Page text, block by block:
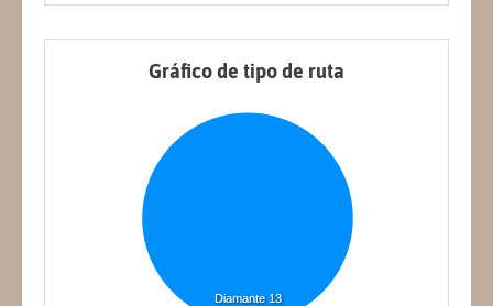
Gráfico de tipo de ruta
Diamante 13